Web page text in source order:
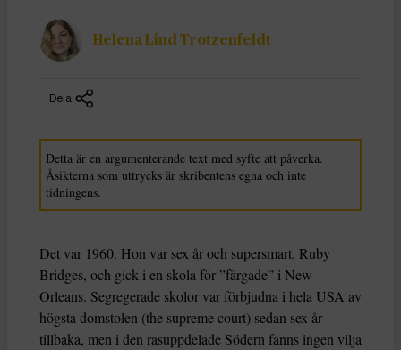
Helena Lind Trotzenfeldt
Dela
Detta är en argumenterande text med syfte att påverka.
Åsikterna som uttrycks är skribentens egna och inte
tidningens.
Det var 1960. Hon var sex år och supersmart, Ruby
Bridges, och gick i en skola för ”färgade” i New
Orleans. Segregerade skolor var förbjudna i hela USA av
högsta domstolen (the supreme court) sedan sex år
tillbaka, men i den rasuppdelade Södern fanns ingen vilja